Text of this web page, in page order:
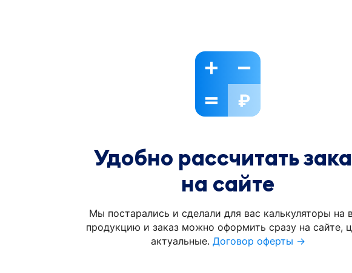
Удобно рассчитать
на сайте
Мы постарались и сделали для вас калькуляторы на
продукцию и заказ можно оформить сразу на сайте,
актуальные. Договор оферты →